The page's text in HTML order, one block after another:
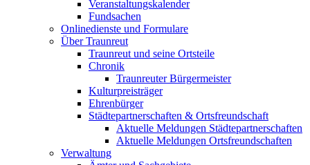
Veranstaltungskalender
Fundsachen
Onlinedienste und Formulare
Über Traunreut
Traunreut und seine Ortsteile
Chronik
Traunreuter Bürgermeister
Kulturpreisträger
Ehrenbürger
Städtepartnerschaften & Ortsfreundschaft
Aktuelle Meldungen Städtepartnerschaften
Aktuelle Meldungen Ortsfreundschaften
Verwaltung